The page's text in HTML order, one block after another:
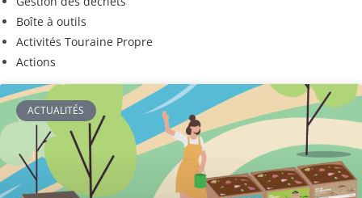
Boîte à outils
Activités Touraine Propre
Actions
ACTUALITÉS